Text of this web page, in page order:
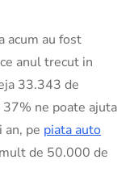
acum au fost
anul trecut in
33.343 de
ne poate ajuta
an, pe piata auto
de 50.000 de